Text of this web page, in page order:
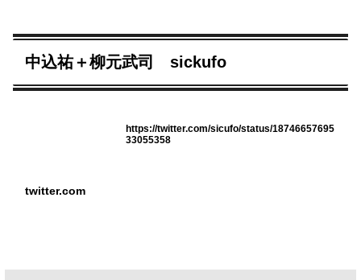
中込祐＋柳元武司 sickufo
https://twitter.com/sicufo/status/18746657695
33055358
twitter.com